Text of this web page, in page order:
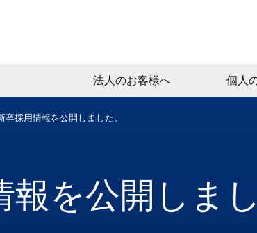
法人のお客様へ 個人
卒採用情報を公開しました。
を公開しまし